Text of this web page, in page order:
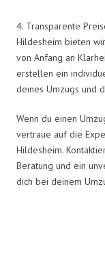
4. Transparente
Hildesheim bieten
von Anfang an
erstellen ein
deines Umzugs und
Wenn du einen
vertraue auf die
Hildesheim.
Beratung und ein
dich bei deinem